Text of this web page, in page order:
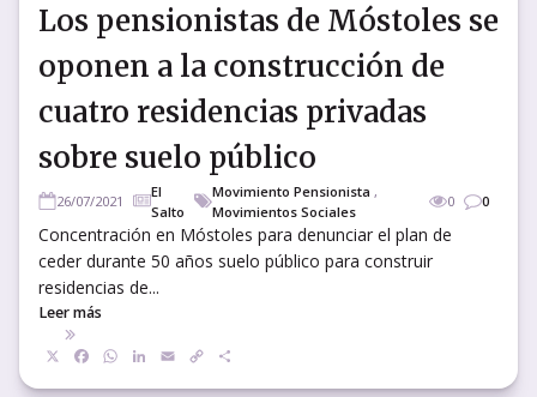
Los pensionistas de Móstoles se
oponen a la construcción de
cuatro residencias privadas
sobre suelo público
26/07/2021
El
Salto
Movimiento Pensionista ,
Movimientos Sociales
0 0
Concentración en Móstoles para denunciar el plan de
ceder durante 50 años suelo público para construir
residencias de...
Leer más
Facebook
WhatsApp
LinkedIn
EmailCopy